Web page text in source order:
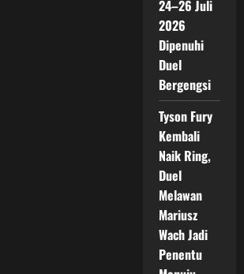
24–26 Juli
2026
Dipenuhi
Duel
Bergengsi
Tyson Fury
Kembali
Naik Ring,
Duel
Melawan
Mariusz
Wach Jadi
Penentu